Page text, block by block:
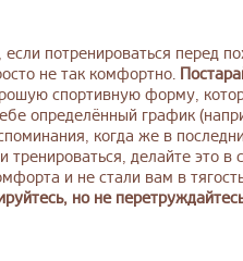
потренироваться перед
не так комфортно.
спортивную форму,
определённый график
когда же в
делайте это в
и не стали вам в
но не